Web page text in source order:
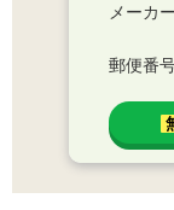
メーカー
郵便番